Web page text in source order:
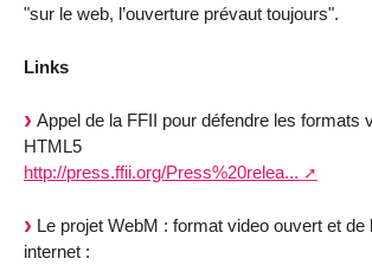
"sur le web, l’ouverture prévaut toujours".
Links
Appel de la FFII pour défendre les formats
HTML5
http://press.ffii.org/Press%20relea...
Le projet WebM : format video ouvert et de
internet :